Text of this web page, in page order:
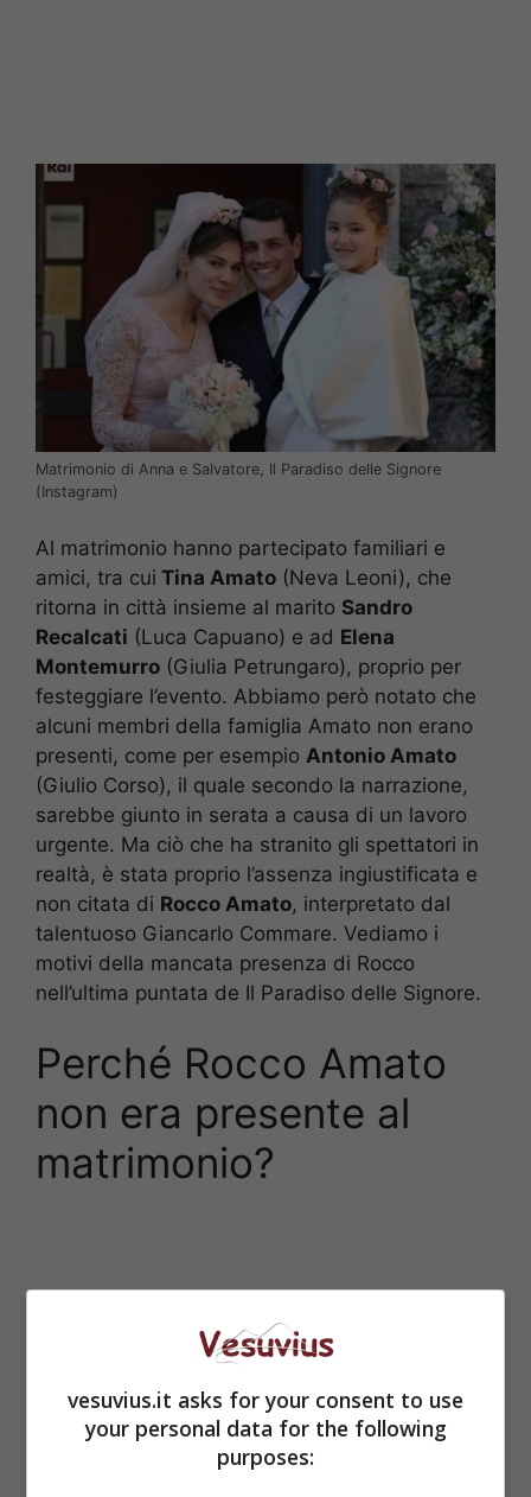
Matrimonio di Anna e Salvatore, Il Paradiso delle Signore
(Instagram)
Al matrimonio hanno partecipato familiari e
amici, tra cui Tina Amato (Neva Leoni), che
ritorna in città insieme al marito Sandro
Recalcati (Luca Capuano) e ad Elena
Montemurro (Giulia Petrungaro), proprio per
festeggiare l’evento. Abbiamo però notato che
alcuni membri della famiglia Amato non erano
presenti, come per esempio Antonio Amato
(Giulio Corso), il quale secondo la narrazione,
sarebbe giunto in serata a causa di un lavoro
urgente. Ma ciò che ha stranito gli spettatori in
realtà, è stata proprio l’assenza ingiustificata e
non citata di Rocco Amato, interpretato dal
talentuoso Giancarlo Commare. Vediamo i
motivi della mancata presenza di Rocco
nell’ultima puntata de Il Paradiso delle Signore.
Perché Rocco Amato
non era presente al
matrimonio?
vesuvius.it asks for your consent to use
your personal data for the following
purposes: